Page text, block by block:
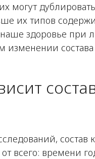
могут
их типов
здоровье при
изменении
всего: времени